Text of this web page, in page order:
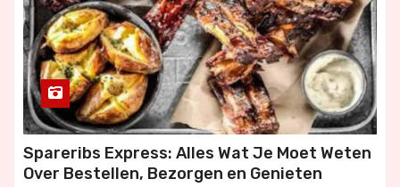
Spareribs Express: Alles Wat Je Moet Weten
Over Bestellen, Bezorgen en Genieten